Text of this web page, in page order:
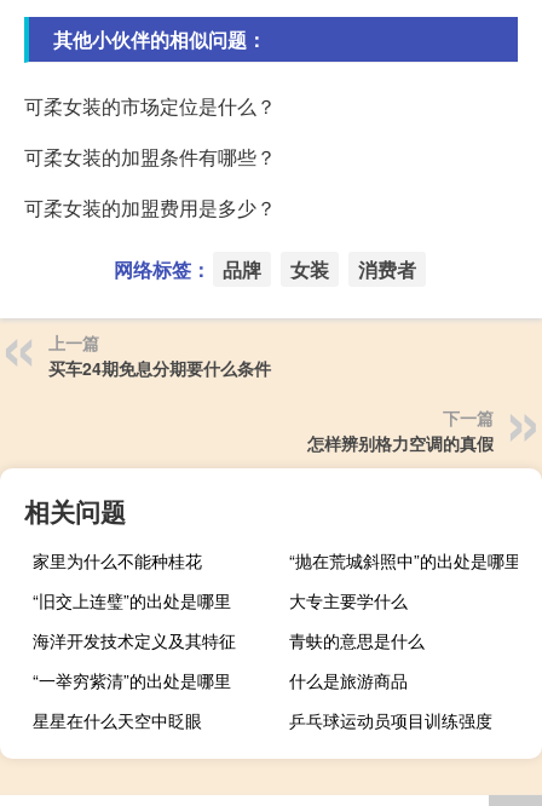
其他小伙伴的相似问题：
可柔女装的市场定位是什么？
可柔女装的加盟条件有哪些？
可柔女装的加盟费用是多少？
网络标签： 品牌 女装 消费者
上一篇
买车24期免息分期要什么条件
下一篇
怎样辨别格力空调的真假
相关问题
家里为什么不能种桂花
“抛在荒城斜照中”的出处是哪里
“旧交上连璧”的出处是哪里
大专主要学什么
海洋开发技术定义及其特征
青蚨的意思是什么
“一举穷紫清”的出处是哪里
什么是旅游商品
星星在什么天空中眨眼
乒乓球运动员项目训练强度